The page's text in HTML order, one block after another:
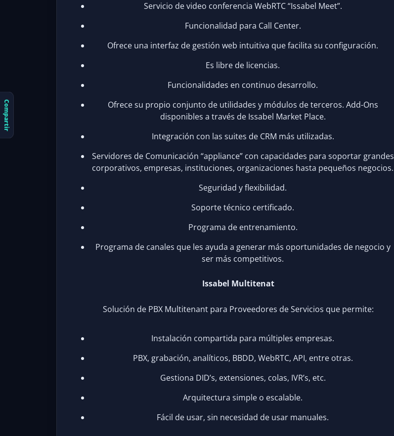
Servicio de video conferencia WebRTC “Issabel Meet”.
Funcionalidad para Call Center.
Ofrece una interfaz de gestión web intuitiva que facilita su configuración.
Es libre de licencias.
Funcionalidades en continuo desarrollo.
Ofrece su propio conjunto de utilidades y módulos de terceros. Add-Ons
disponibles a través de Issabel Market Place.
Integración con las suites de CRM más utilizadas.
Servidores de Comunicación “appliance” con capacidades para soportar grandes
corporativos, empresas, instituciones, organizaciones hasta pequeños negocios.
Seguridad y flexibilidad.
Soporte técnico certificado.
Programa de entrenamiento.
Programa de canales que les ayuda a generar más oportunidades de negocio y
ser más competitivos.
Issabel Multitenat
Solución de PBX Multitenant para Proveedores de Servicios que permite:
Instalación compartida para múltiples empresas.
PBX, grabación, analíticos, BBDD, WebRTC, API, entre otras.
Gestiona DID’s, extensiones, colas, IVR’s, etc.
Arquitectura simple o escalable.
Fácil de usar, sin necesidad de usar manuales.
Compartir